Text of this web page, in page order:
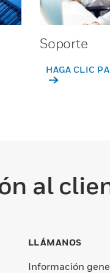
Soporte
HAGA CLIC
al
LLÁMANOS
Información